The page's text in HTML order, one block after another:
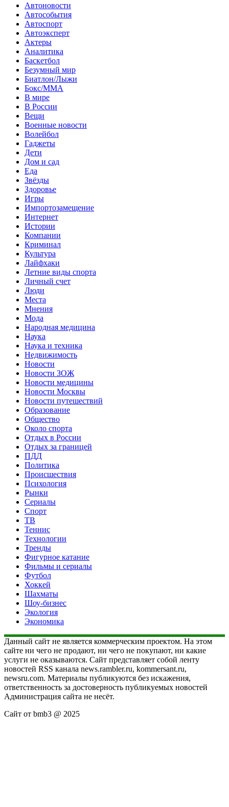
Автоновости
Автособытия
Автоспорт
Автоэксперт
Актеры
Аналитика
Баскетбол
Безумный мир
Биатлон/Лыжи
Бокс/MMA
В мире
В России
Вещи
Военные новости
Волейбол
Гаджеты
Дети
Дом и сад
Еда
Звёзды
Здоровье
Игры
Импортозамещение
Интернет
Истории
Компании
Криминал
Культура
Лайфхаки
Летние виды спорта
Личный счет
Люди
Места
Мнения
Мода
Народная медицина
Наука
Наука и техника
Недвижимость
Новости
Новости ЗОЖ
Новости медицины
Новости Москвы
Новости путешествий
Образование
Общество
Около спорта
Отдых в России
Отдых за границей
ПДД
Политика
Происшествия
Психология
Рынки
Сериалы
Спорт
ТВ
Теннис
Технологии
Тренды
Фигурное катание
Фильмы и сериалы
Футбол
Хоккей
Шахматы
Шоу-бизнес
Экология
Экономика
Данный сайт не является коммерческим проектом. На этом
сайте ни чего не продают, ни чего не покупают, ни какие
услуги не оказываются. Сайт представляет собой ленту
новостей RSS канала news.rambler.ru, kommersant.ru,
newsru.com. Материалы публикуются без искажения,
ответственность за достоверность публикуемых новостей
Администрация сайта не несёт.
Сайт от bmb3 @ 2025